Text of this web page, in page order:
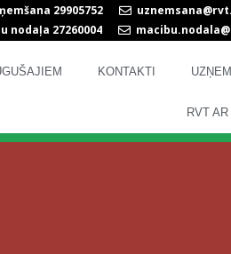
29905752
nodaļa 27260004
KONTAKTI
RVT